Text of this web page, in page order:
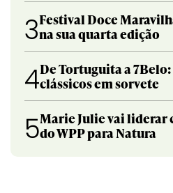
3Festival Doce
na sua quarta edição
4De Tortuguita a
clássicos em sorvete
5Marie Julie vai liderar
do WPP para Natura